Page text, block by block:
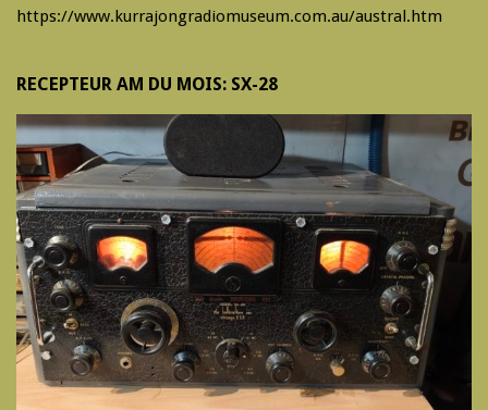
https://www.kurrajongradiomuseum.com.au/austral.htm
RECEPTEUR AM DU MOIS: SX-28